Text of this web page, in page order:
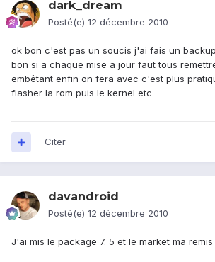
dark_dream
Posté(e) 12 décembre 2010
ok bon c'est pas un soucis j'ai fais un
bon si a chaque mise a jour faut tous
embêtant enfin on fera avec c'est plus
flasher la rom puis le kernel etc
Citer
davandroid
Posté(e) 12 décembre 2010
J'ai mis le package 7. 5 et le market ma remis